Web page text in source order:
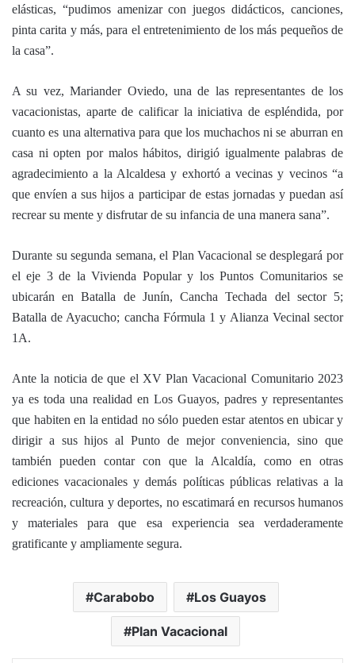
elásticas, “pudimos amenizar con juegos didácticos, canciones,
pinta carita y más, para el entretenimiento de los más pequeños de
la casa”.
A su vez, Mariander Oviedo, una de las representantes de los
vacacionistas, aparte de calificar la iniciativa de espléndida, por
cuanto es una alternativa para que los muchachos ni se aburran en
casa ni opten por malos hábitos, dirigió igualmente palabras de
agradecimiento a la Alcaldesa y exhortó a vecinas y vecinos “a
que envíen a sus hijos a participar de estas jornadas y puedan así
recrear su mente y disfrutar de su infancia de una manera sana”.
Durante su segunda semana, el Plan Vacacional se desplegará por
el eje 3 de la Vivienda Popular y los Puntos Comunitarios se
ubicarán en Batalla de Junín, Cancha Techada del sector 5;
Batalla de Ayacucho; cancha Fórmula 1 y Alianza Vecinal sector
1A.
Ante la noticia de que el XV Plan Vacacional Comunitario 2023
ya es toda una realidad en Los Guayos, padres y representantes
que habiten en la entidad no sólo pueden estar atentos en ubicar y
dirigir a sus hijos al Punto de mejor conveniencia, sino que
también pueden contar con que la Alcaldía, como en otras
ediciones vacacionales y demás políticas públicas relativas a la
recreación, cultura y deportes, no escatimará en recursos humanos
y materiales para que esa experiencia sea verdaderamente
gratificante y ampliamente segura.
Carabobo Los Guayos
Plan Vacacional